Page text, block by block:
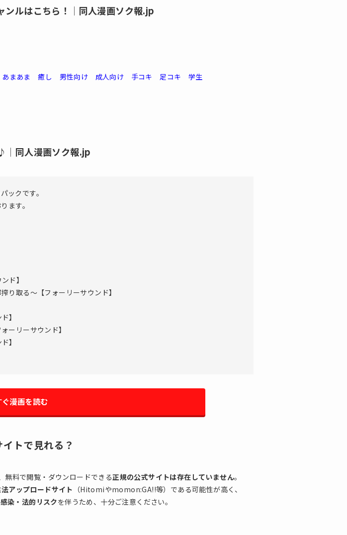
ンルはこちら！│同人漫画ソク報.jp
まあま 癒し 男性向け 成人向け 手コキ 足コキ
学生
同人漫画ソク報.jp
ックです。
ます。
ド】
り取る〜【フォーリーサウンド】
】
ーリーサウンド】
】
漫画を読む
トで見れる？
無料で閲覧・ダウンロードできる正規の公式サイトは存在していません。
アップロードサイト （Hitomiやmomon:GA!!等）である可能性が高く、
染・法的リスクを伴うため、十分ご注意ください。